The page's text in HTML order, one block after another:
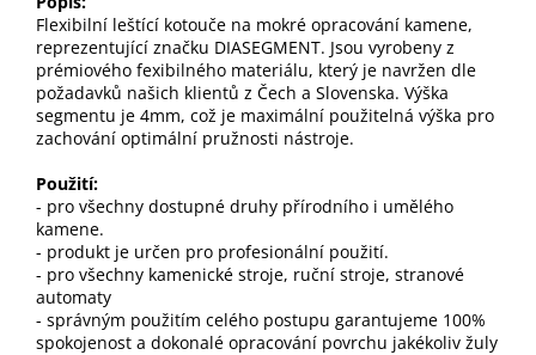
Flexibilní leštící kotouče na mokré opracování kamene,
reprezentující značku DIASEGMENT. Jsou vyrobeny z
prémiového fexibilného materiálu, který je navržen dle
požadavků našich klientů z Čech a Slovenska. Výška
segmentu je 4mm, což je maximální použitelná výška pro
zachování optimální pružnosti nástroje.
Použití:
- pro všechny dostupné druhy přírodního i umělého
kamene.
- produkt je určen pro profesionální použití.
- pro všechny kamenické stroje, ruční stroje, stranové
automaty
- správným použitím celého postupu garantujeme 100%
spokojenost a dokonalé opracování povrchu jakékoliv žuly